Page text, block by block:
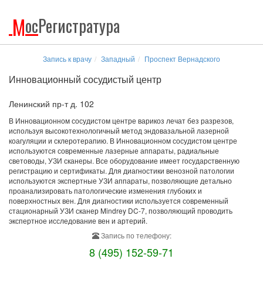
МосРегистратура
Запись к врачу Западный Проспект Вернадского
Инновационный сосудистый центр
Ленинский пр-т д. 102
В Инновационном сосудистом центре варикоз лечат без разрезов,
используя высокотехнологичный метод эндовазальной лазерной
коагуляции и склеротерапию. В Инновационном сосудистом центре
используются современные лазерные аппараты, радиальные
световоды, УЗИ сканеры. Все оборудование имеет государственную
регистрацию и сертификаты. Для диагностики венозной патологии
используются экспертные УЗИ аппараты, позволяющие детально
проанализировать патологические изменения глубоких и
поверхностных вен. Для диагностики используется современный
стационарный УЗИ сканер Mindrey DC-7, позволяющий проводить
экспертное исследование вен и артерий.
Запись по телефону:
8 (495) 152-59-71